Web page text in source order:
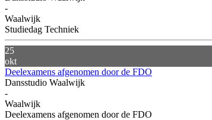
-
Waalwijk
Studiedag Techniek
25
okt
Deelexamens afgenomen door de FDO
Dansstudio Waalwijk
-
Waalwijk
Deelexamens afgenomen door de FDO